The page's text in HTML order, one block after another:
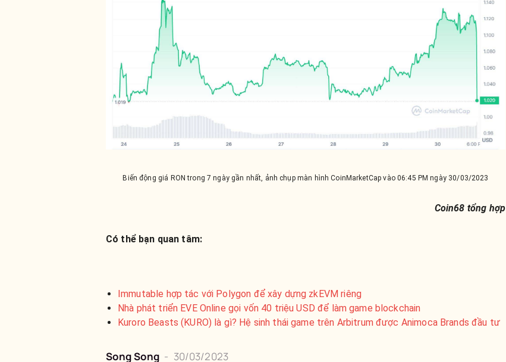
Biến động giá RON trong 7 ngày gần nhất, ảnh chụp màn hình CoinMarketCap vào 06:45 PM ngày 30/03/2023
Coin68 tổng hợp
Có thể bạn quan tâm:
Immutable hợp tác với Polygon để xây dựng zkEVM riêng
Nhà phát triển EVE Online gọi vốn 40 triệu USD để làm game blockchain
Kuroro Beasts (KURO) là gì? Hệ sinh thái game trên Arbitrum được Animoca Brands đầu tư
Song Song - 30/03/2023